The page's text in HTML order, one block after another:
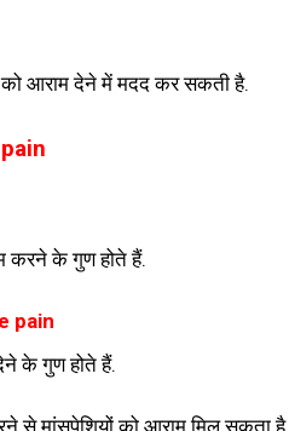
को आराम देने में मदद कर सकती है.
के गुण होते हैं.
pain
के गुण होते हैं.
से मांसपेशियों को आराम मिल सकता है.